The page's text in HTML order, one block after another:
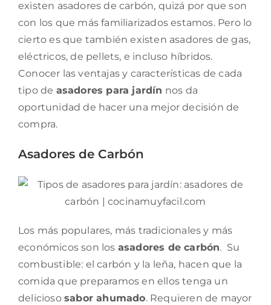
existen asadores de carbón, quizá por que son
con los que más familiarizados estamos. Pero lo
cierto es que también existen asadores de gas,
eléctricos, de pellets, e incluso híbridos.
Conocer las ventajas y características de cada
tipo de asadores para jardín nos da
oportunidad de hacer una mejor decisión de
compra.
Asadores de Carbón
Los más populares, más tradicionales y más
económicos son los asadores de carbón. Su
combustible: el carbón y la leña, hacen que la
comida que preparamos en ellos tenga un
delicioso sabor ahumado. Requieren de mayor